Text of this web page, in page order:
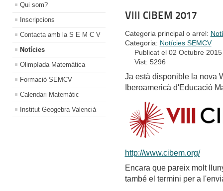
Qui som?
Inscripcions
Contacta amb la S E M C V
Notícies
Olimpíada Matemàtica
Formació SEMCV
Calendari Matemàtic
Institut Geogebra Valencià
VIII CIBEM 2017
Categoria principal o arrel:
Categoria: Notícies SEMCV
Publicat el 02 Octubre 2015
Vist: 5296
Ja està disponible la nova
Iberoamericà d'Educació
http://www.cibem.org/
Encara que pareix molt
també el termini per a